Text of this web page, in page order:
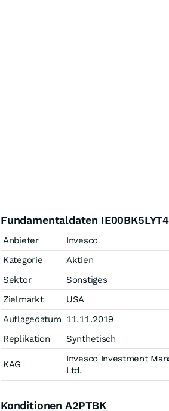
Fundamentaldaten
Anbieter
Invesco
Kategorie
Aktien
Sektor
Sonstiges
Zielmarkt
USA
Auflagedatum 11.11.2019
Replikation
Synthetisch
KAG
Invesco Investment
Ltd.
Konditionen A2PTBK